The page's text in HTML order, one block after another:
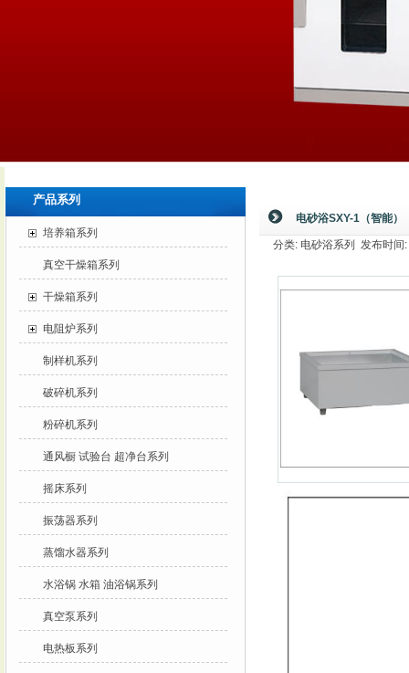
电砂浴SXY-1（智能）
分类: 电砂浴系列 发布时
产品系列
培养箱系列
真空干燥箱系列
干燥箱系列
电阻炉系列
制样机系列
破碎机系列
粉碎机系列
通风橱 试验台 超净台系列
摇床系列
振荡器系列
蒸馏水器系列
水浴锅 水箱 油浴锅系列
真空泵系列
电热板系列